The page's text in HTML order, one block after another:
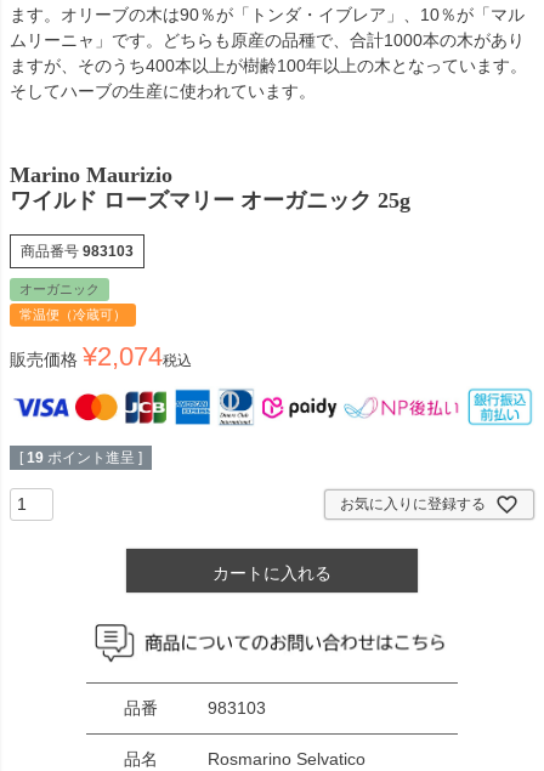
ます。オリーブの木は90％が「トンダ・イブレア」、10％が「マル
ムリーニャ」です。どちらも原産の品種で、合計1000本の木があり
ますが、そのうち400本以上が樹齢100年以上の木となっています。
そしてハーブの生産に使われています。
Marino Maurizio
ワイルド ローズマリー オーガニック 25g
商品番号 983103
オーガニック
常温便（冷蔵可）
販売価格 ¥2,074税込
[ 19 ポイント進呈 ]
お気に入りに登録する
カートに入れる
品番 983103
品名 Rosmarino Selvatico